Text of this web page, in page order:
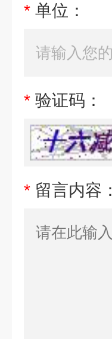
* 单位：
* 验证码：
* 留言内容：